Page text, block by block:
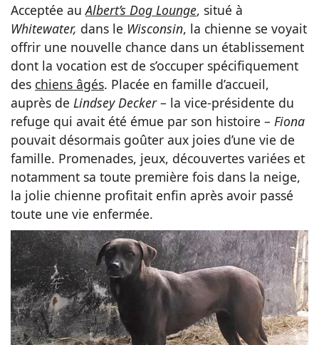
Acceptée auAlbert’s Dog Lounge, situé à
Whitewater, dans le Wisconsin, la chienne se voyait
offrir une nouvelle chance dans un établissement
dont la vocation est de s’occuper spécifiquement
des chiens âgés. Placée en famille d’accueil,
auprès de Lindsey Decker– la vice-présidente du
refuge qui avait été émue par son histoire – Fiona
pouvait désormais goûter aux joies d’une vie de
famille. Promenades, jeux, découvertes variées et
notamment sa toute première fois dans la neige,
la jolie chienne profitait enfin après avoir passé
toute une vie enfermée.